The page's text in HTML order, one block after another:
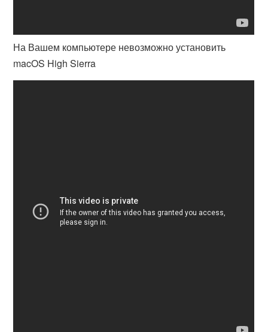
На Вашем компьютере невозможно установить
macOS High Sierra